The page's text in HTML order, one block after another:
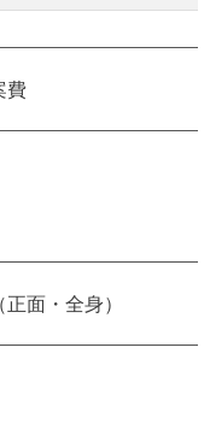
費
面・全身）